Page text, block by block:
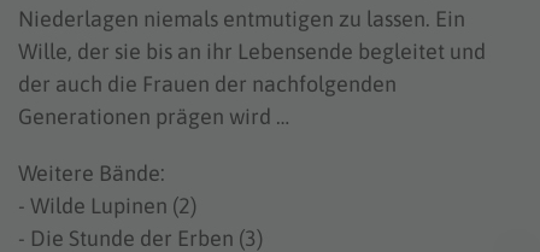
Niederlagen niemals entmutigen zu lassen. Ein
Wille, der sie bis an ihr Lebensende begleitet und
der auch die Frauen der nachfolgenden
Generationen prägen wird …
Weitere Bände:
- Wilde Lupinen (2)
- Die Stunde der Erben (3)